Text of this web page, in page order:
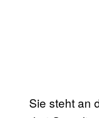
Sie steht an